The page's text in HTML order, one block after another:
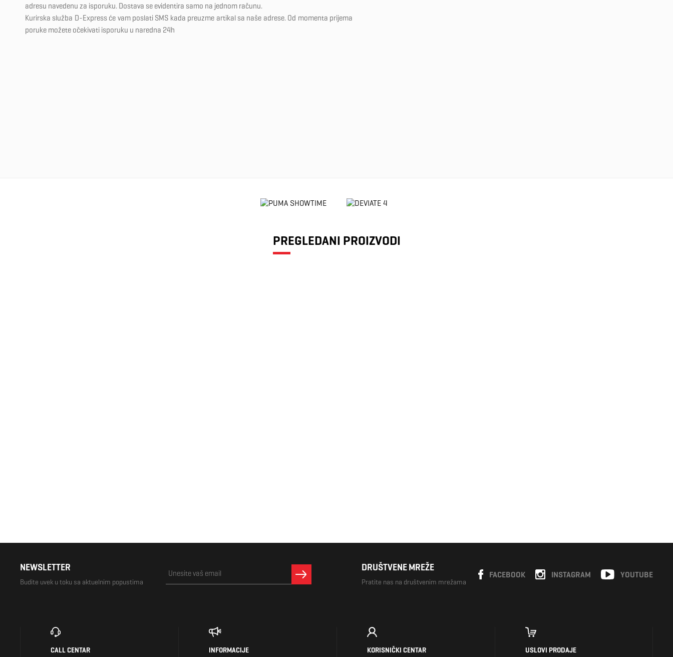
adresu navedenu za isporuku. Dostava se evidentira samo na jednom računu.
Kurirska služba D-Express će vam poslati SMS kada preuzme artikal sa naše adrese. Od momenta prijema
poruke možete očekivati isporuku u naredna 24h
PREGLEDANI PROIZVODI
NEWSLETTER
Budite uvek u toku sa aktuelnim popustima
DRUŠTVENE MREŽE
Pratite nas na društvenim mrežama
YOUTUBE
INSTAGRAM
FACEBOOK
CALL CENTAR INFORMACIJE KORISNIČKI CENTAR USLOVI PRODAJE